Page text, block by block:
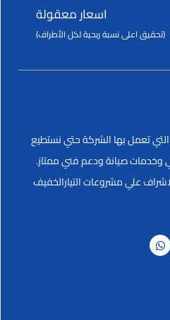
اسعار معقولة
(تحقيق اعلى نسبة ربحية لكل الأطراف)
تعمل بها الشركة حتي نستطيع
صيانة ودعم فني ممتاز.
علي مشروعات التيارالخفيف